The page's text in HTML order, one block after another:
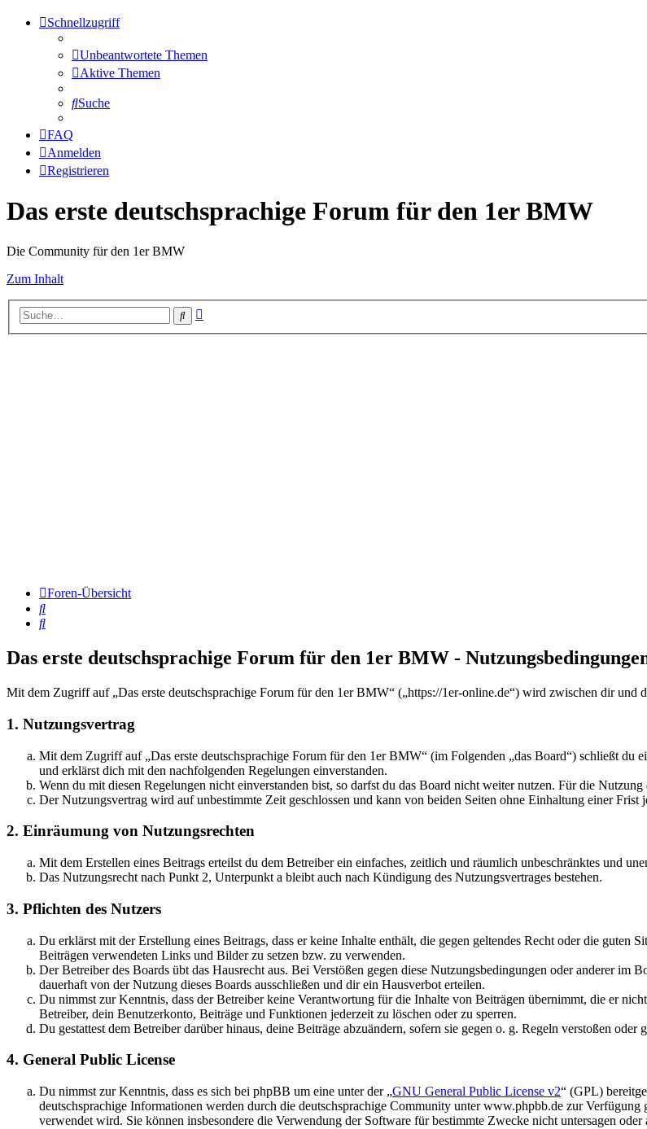
Schnellzugriff
Unbeantwortete Themen
Aktive Themen
Suche
FAQ
Anmelden
Registrieren
Das erste deutschsprachige Forum für den 1er BMW
Die Community für den 1er BMW
Zum Inhalt
Suche
Foren-Übersicht
Suche
Suche
Das erste deutschsprachige Forum für den 1er BMW -
Mit dem Zugriff auf „Das erste deutschsprachige Forum für den 1er BMW“ („https://1er-online.de“) wird zwischen dir und
1. Nutzungsvertrag
Mit dem Zugriff auf „Das erste deutschsprachige Forum für den 1er BMW“ (im Folgenden „das Board“) schließt du
und erklärst dich mit den nachfolgenden Regelungen einverstanden.
Wenn du mit diesen Regelungen nicht einverstanden bist, so darfst du das Board nicht weiter nutzen. Für die
Der Nutzungsvertrag wird auf unbestimmte Zeit geschlossen und kann von beiden Seiten ohne Einhaltung einer Frist
2. Einräumung von Nutzungsrechten
Mit dem Erstellen eines Beitrags erteilst du dem Betreiber ein einfaches, zeitlich und räumlich unbeschränktes und
Das Nutzungsrecht nach Punkt 2, Unterpunkt a bleibt auch nach Kündigung des Nutzungsvertrages bestehen.
3. Pflichten des Nutzers
Du erklärst mit der Erstellung eines Beitrags, dass er keine Inhalte enthält, die gegen geltendes Recht oder die guten
Beiträgen verwendeten Links und Bilder zu setzen bzw. zu verwenden.
Der Betreiber des Boards übt das Hausrecht aus. Bei Verstößen gegen diese Nutzungsbedingungen oder anderer
dauerhaft von der Nutzung dieses Boards ausschließen und dir ein Hausverbot erteilen.
Du nimmst zur Kenntnis, dass der Betreiber keine Verantwortung für die Inhalte von Beiträgen übernimmt, die er
Betreiber, dein Benutzerkonto, Beiträge und Funktionen jederzeit zu löschen oder zu sperren.
Du gestattest dem Betreiber darüber hinaus, deine Beiträge abzuändern, sofern sie gegen o. g. Regeln verstoßen
4. General Public License
Du nimmst zur Kenntnis, dass es sich bei phpBB um eine unter der „GNU General Public License v2“ (GPL)
deutschsprachige Informationen werden durch die deutschsprachige Community unter www.phpbb.de zur
verwendet wird. Sie können insbesondere die Verwendung der Software für bestimmte Zwecke nicht untersagen